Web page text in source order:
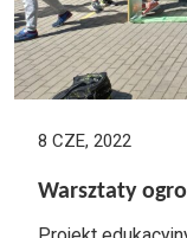
8 CZE, 2022
Warsztaty